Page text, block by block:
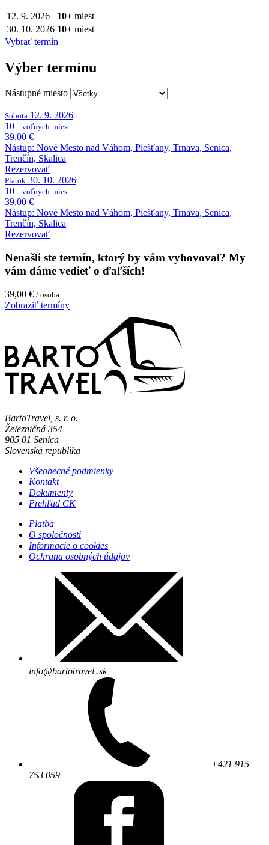
12. 9. 2026 10+ miest
30. 10. 2026 10+ miest
Vybrať termín
Výber termínu
Nástupné miesto
Sobota 12. 9. 2026
10+ voľných miest
39,00 €
Nástup: Nové Mesto nad Váhom, Piešťany, Trnava, Senica,
Trenčín, Skalica
Rezervovať
Piatok 30. 10. 2026
10+ voľných miest
39,00 €
Nástup: Nové Mesto nad Váhom, Piešťany, Trnava, Senica,
Trenčín, Skalica
Rezervovať
Nenašli ste termín, ktorý by vám vyhovoval? My
vám dáme vedieť o ďaľších!
39,00 € / osoba
Zobraziť termíny
BartoTravel, s. r. o.
Železničná 354
905 01 Senica
Slovenská republika
Všeobecné podmienky
Kontakt
Dokumenty
Prehľad CK
Platba
O spoločnosti
Informacie o cookies
Ochrana osobných údajov
info@bartotravel․sk
+421 915
753 059